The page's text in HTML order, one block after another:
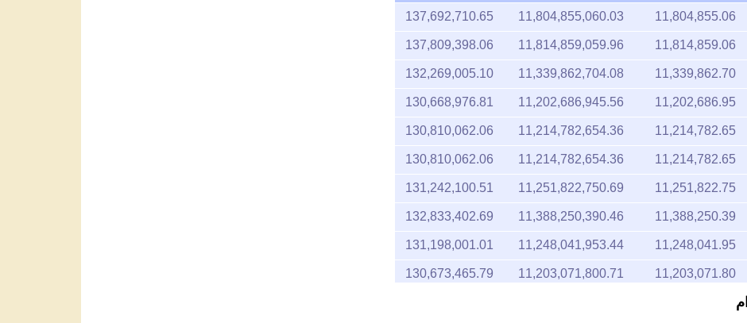
11,804,855.06
11,804,855,060.03
137,692,710.65
11,814,859.06
11,814,859,059.96
137,809,398.06
11,339,862.70
11,339,862,704.08
132,269,005.10
11,202,686.95
11,202,686,945.56
130,668,976.81
11,214,782.65
11,214,782,654.36
130,810,062.06
11,214,782.65
11,214,782,654.36
130,810,062.06
11,251,822.75
11,251,822,750.69
131,242,100.51
11,388,250.39
11,388,250,390.46
132,833,402.69
11,248,041.95
11,248,041,953.44
131,198,001.01
11,203,071.80
11,203,071,800.71
130,673,465.79